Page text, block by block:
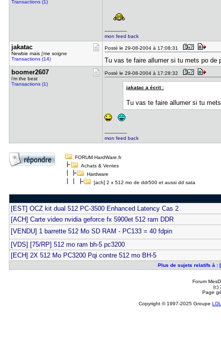
Transactions (1)
---------------
mon feed back
jakatac
Newbie mais j'me soigne
Transactions (14)
Posté le 29-08-2004 à 17:08:31
Tu vas te faire allumer si tu mets po de
boomer2607
i'm the best
Transactions (1)
Posté le 29-08-2004 à 17:28:32
jakatac a écrit :
Tu vas te faire allumer si tu
---------------
mon feed back
FORUM HardWare.fr
Achats & Ventes
Hardware
[ach] 2 x 512 mo de ddr500 et aussi dd sata
[EST] OCZ kit dual 512 PC-3500 Enhanced Latency Cas 2
[ACH] Carte video nvidia geforce fx 5900et 512 ram DDR
[VENDU] 1 barrette 512 Mo SD RAM - PC133 = 40 fdpin
[VDS] [75/RP] 512 mo ram bh-5 pc3200
[ECH] 2X 512 Mo PC3200 Pqi contre 512 mo BH-5
Plus de sujets relatifs à :
Forum
(c)
Page
Copyright © 1997-2025 Groupe